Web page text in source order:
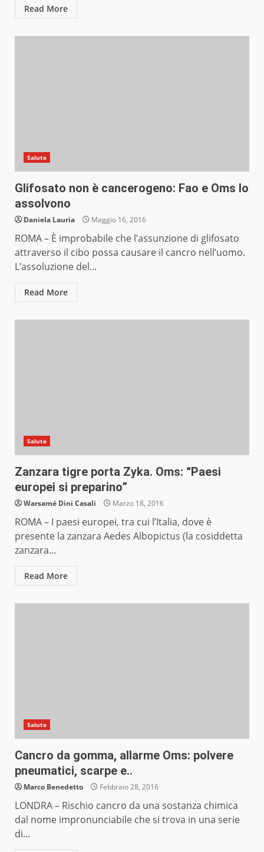
Read More
Salute
Glifosato non è cancerogeno: Fao e Oms lo
assolvono
Daniela Lauria Maggio 16, 2016
ROMA – È improbabile che l’assunzione di glifosato
attraverso il cibo possa causare il cancro nell’uomo.
L’assoluzione del...
Read More
Salute
Zanzara tigre porta Zyka. Oms: “Paesi
europei si preparino”
Warsamé Dini Casali Marzo 18, 2016
ROMA – I paesi europei, tra cui l’Italia, dove è
presente la zanzara Aedes Albopictus (la cosiddetta
zanzara...
Read More
Salute
Cancro da gomma, allarme Oms: polvere
pneumatici, scarpe e..
Marco Benedetto Febbraio 28, 2016
LONDRA – Rischio cancro da una sostanza chimica
dal nome impronunciabile che si trova in una serie
di...